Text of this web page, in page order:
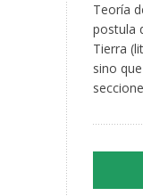
Teoría
postula
Tierra
sino